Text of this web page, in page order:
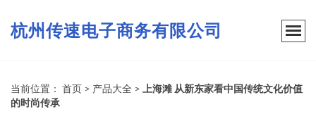
杭州传速电子商务有限公司
当前位置： 首页 > 产品大全 >
上海滩 从新东家看中国传统文化价值
的时尚传承